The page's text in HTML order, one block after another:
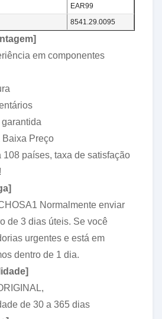
EAR99
8541.29.0095
em componentes
Baixa Preço
108 países, taxa de satisfação
Normalmente enviar
de 3 dias úteis. Se você
urgentes e está em
dentro de 1 dia.
de 30 a 365 dias